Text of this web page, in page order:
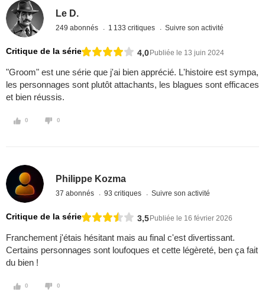
Le D.
249 abonnés 1 133 critiques Suivre son activité
Critique de la série 4,0Publiée le 13 juin 2024
"Groom" est une série que j'ai bien apprécié. L'histoire est sympa,
les personnages sont plutôt attachants, les blagues sont efficaces
et bien réussis.
0 0
Philippe Kozma
37 abonnés 93 critiques Suivre son activité
Critique de la série 3,5Publiée le 16 février 2026
Franchement j'étais hésitant mais au final c'est divertissant.
Certains personnages sont loufoques et cette légèreté, ben ça fait
du bien !
0 0